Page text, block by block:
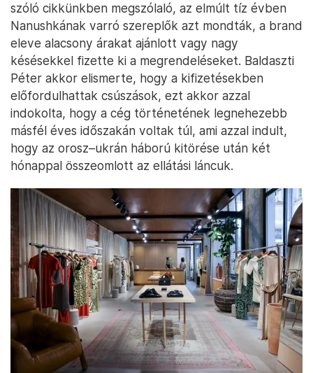
szóló cikkünkben megszólaló, az elmúlt tíz évben
Nanushkának varró szereplők azt mondták, a brand
eleve alacsony árakat ajánlott vagy nagy
késésekkel fizette ki a megrendeléseket. Baldaszti
Péter akkor elismerte, hogy a kifizetésekben
előfordulhattak csúszások, ezt akkor azzal
indokolta, hogy a cég történetének legnehezebb
másfél éves időszakán voltak túl, ami azzal indult,
hogy az orosz–ukrán háború kitörése után két
hónappal összeomlott az ellátási láncuk.